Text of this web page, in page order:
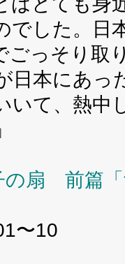
でした。日
ごっそり
日本にあ
いて、熱
扇 前篇「
〜10